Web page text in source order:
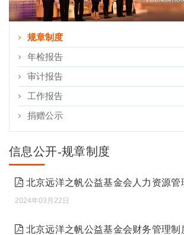
规章制度
年检报告
审计报告
工作报告
捐赠公示
信息公开-规章制度
北京远洋之帆公益基金会人力资源管
2024年03月22日
北京远洋之帆公益基金会财务管理制